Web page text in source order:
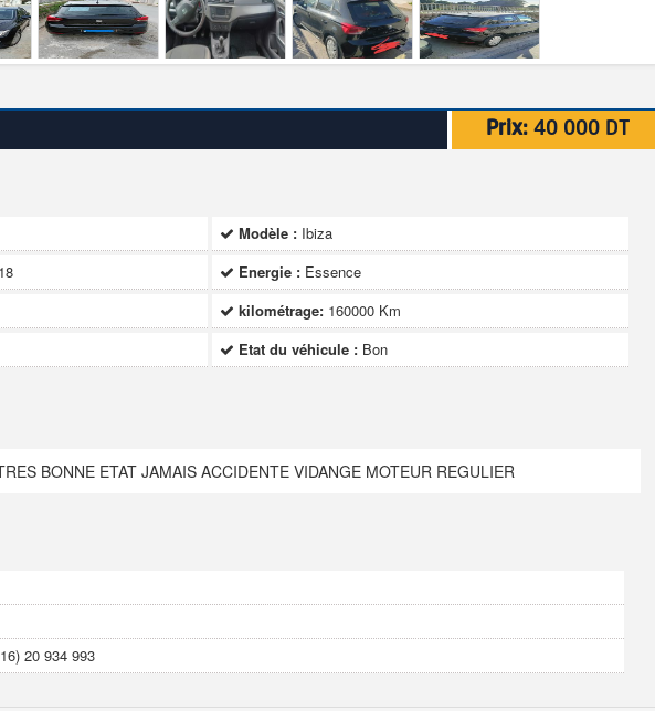
Prix:40 000 DT
Modèle : Ibiza
Energie : Essence
kilométrage: 160000 Km
Etat du véhicule : Bon
BONNE ETAT JAMAIS ACCIDENTE VIDANGE MOTEUR REGULIER
20 934 993